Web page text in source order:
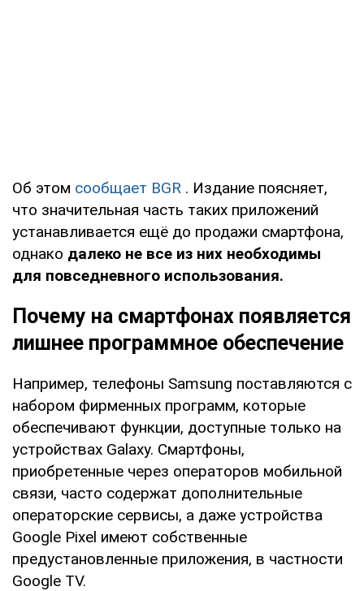
Об этом сообщает BGR . Издание поясняет,
что значительная часть таких приложений
устанавливается ещё до продажи смартфона,
однако далеко не все из них необходимы
для повседневного использования.
Почему на смартфонах появляется
лишнее программное обеспечение
Например, телефоны Samsung поставляются с
набором фирменных программ, которые
обеспечивают функции, доступные только на
устройствах Galaxy. Смартфоны,
приобретенные через операторов мобильной
связи, часто содержат дополнительные
операторские сервисы, а даже устройства
Google Pixel имеют собственные
предустановленные приложения, в частности
Google TV.